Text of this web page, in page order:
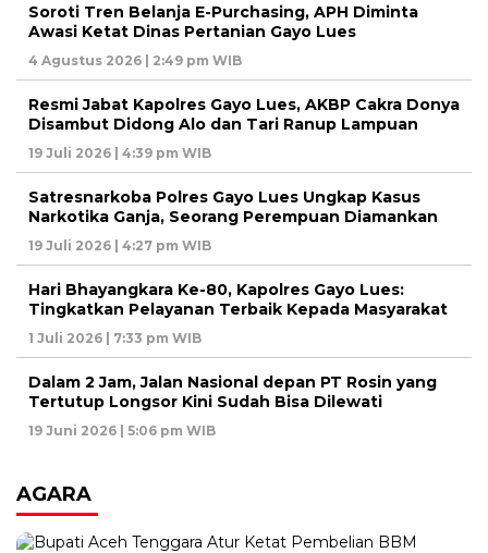
Soroti Tren Belanja E-Purchasing, APH Diminta
Awasi Ketat Dinas Pertanian Gayo Lues
4 Agustus 2026 | 2:49 pm WIB
Resmi Jabat Kapolres Gayo Lues, AKBP Cakra Donya
Disambut Didong Alo dan Tari Ranup Lampuan
19 Juli 2026 | 4:39 pm WIB
Satresnarkoba Polres Gayo Lues Ungkap Kasus
Narkotika Ganja, Seorang Perempuan Diamankan
19 Juli 2026 | 4:27 pm WIB
Hari Bhayangkara Ke-80, Kapolres Gayo Lues:
Tingkatkan Pelayanan Terbaik Kepada Masyarakat
1 Juli 2026 | 7:33 pm WIB
Dalam 2 Jam, Jalan Nasional depan PT Rosin yang
Tertutup Longsor Kini Sudah Bisa Dilewati
19 Juni 2026 | 5:06 pm WIB
AGARA